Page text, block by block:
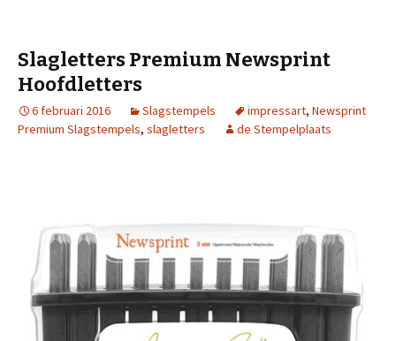
Slagletters Premium Newsprint
Hoofdletters
6 februari 2016 Slagstempels impressart, Newsprint
Premium Slagstempels, slagletters de Stempelplaats